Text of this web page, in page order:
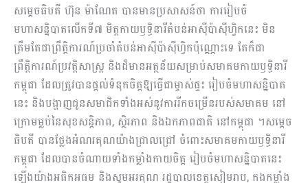
សម្តេចធិបតី ហ៊ុន ម៉ាណែត បានមានប្រសាសន៍ថា ការរៀបចំ
មហាសន្និបាតលើកទី៧ មិត្តកាយឫទ្ធិនារីតំបន់អាស៊ីប៉ាស៊ីហ្វិកនេះ មិន
ត្រឹមតែជាព្រឹត្តិការណ៍ប្រចាំតំបន់អាស៊ីប៉ាស៊ីហ្វិកប៉ុណ្ណោះទេ តែក៏ជា
ព្រឹត្តិការណ៍ប្រវត្តិសាស្ត្រ និងដ៏មានអត្ថន័យសម្រាប់សមាគមកាយឫទ្ធិនារី
កម្ពុជា ដែលត្រូវបានផ្ដល់ទំនុកចិត្តឱ្យធ្វើជាម្ចាស់ផ្ទះ រៀបចំមហាសន្និបាត
នេះ និងបង្ហាញជូនសមាជិកទាំងអស់នូវការរីកចម្រើនរបស់សមាគម នៅ
ក្រោមម្លប់នៃសុខសន្តិភាព, ស្ថិរភាព និងឯកភាពជាតិ នៅកម្ពុជា ។សម្តេច
ធិបតី បានថ្លែងអំណរគុណយ៉ាងជ្រាលជ្រៅ ចំពោះសមាគមកាយឫទ្ធិនារី
កម្ពុជា ដែលបានចំណាយទាំងកម្លាំងកាយចិត្ត រៀបចំមហាសន្និបាតនេះ
ឡើងយ៉ាងអធិកអធម និងសូមអរគុណ រដ្ឋបាលខេត្តសៀមរាប, កងកម្លាំង